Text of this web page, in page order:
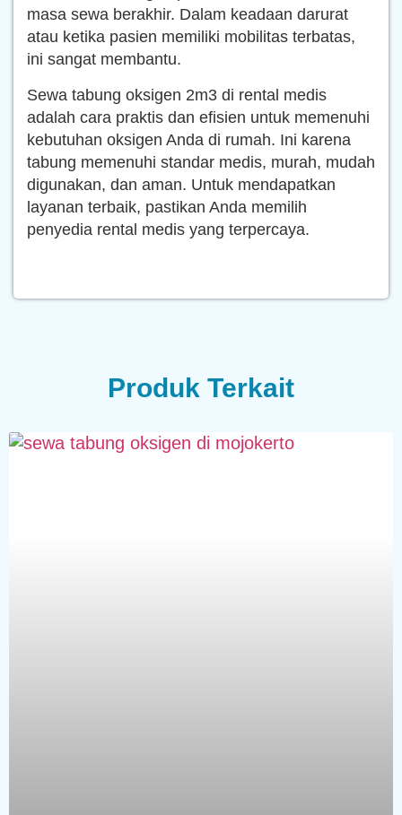
masa sewa berakhir. Dalam keadaan darurat
atau ketika pasien memiliki mobilitas terbatas,
ini sangat membantu.
Sewa tabung oksigen 2m3 di rental medis
adalah cara praktis dan efisien untuk memenuhi
kebutuhan oksigen Anda di rumah. Ini karena
tabung memenuhi standar medis, murah, mudah
digunakan, dan aman. Untuk mendapatkan
layanan terbaik, pastikan Anda memilih
penyedia rental medis yang terpercaya.
Produk Terkait